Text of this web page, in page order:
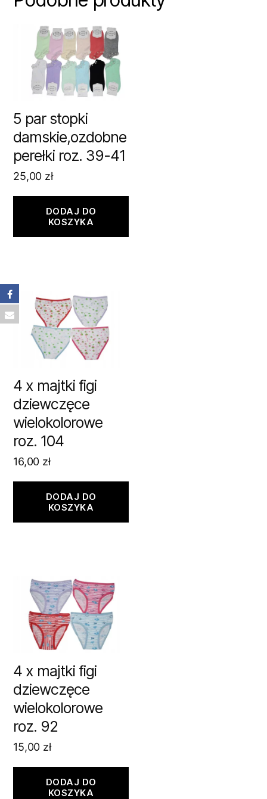
5 par stopki
damskie,ozdobne
perełki roz. 39-41
25,00 zł
DODAJ DO
KOSZYKA
4 x majtki figi
dziewczęce
wielokolorowe
roz. 104
16,00 zł
DODAJ DO
KOSZYKA
4 x majtki figi
dziewczęce
wielokolorowe
roz. 92
15,00 zł
DODAJ DO
KOSZYKA